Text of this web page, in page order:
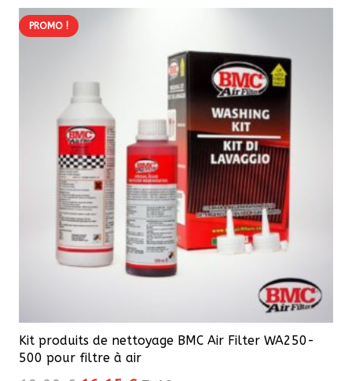
PROMO !
Kit produits de nettoyage BMC Air Filter WA250-
500 pour filtre à air